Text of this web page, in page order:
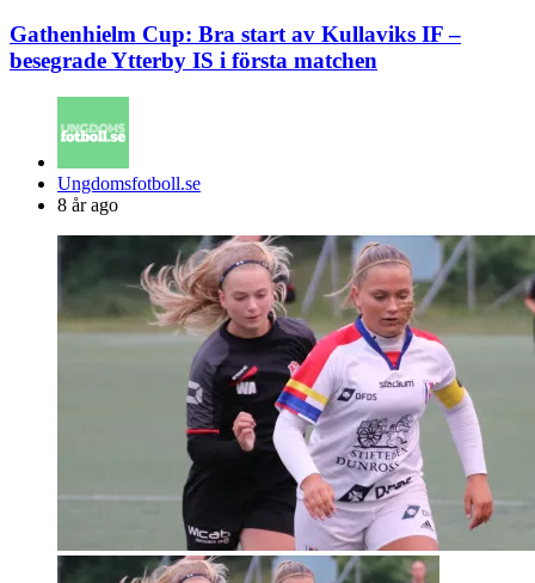
Gathenhielm Cup: Bra start av Kullaviks IF –
besegrade Ytterby IS i första matchen
Posted
by
Ungdomsfotboll.se
8 år ago